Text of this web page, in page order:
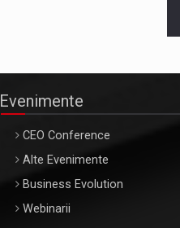
Evenimente
CEO Conference
Alte Evenimente
Business Evolution
Webinarii